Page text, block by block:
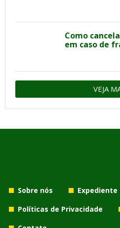
Como
em caso de
VEJA
Sobre nós
Expediente
Políticas de Privacidade